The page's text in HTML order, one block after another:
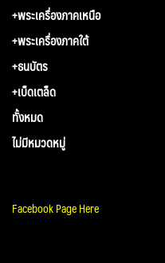
+พระเครื่องภาคเหนือ
+พระเครื่องภาคใต้
+ธนบัตร
+เบ็ดเตล็ด
ทั้งหมด
ไม่มีหมวดหมู่
Facebook Page Here